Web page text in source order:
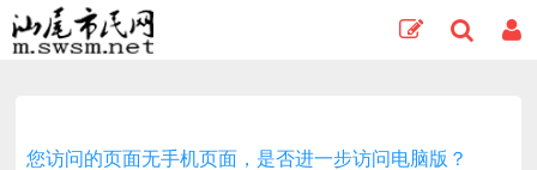
您访问的页面无手机页面，是否进一步访问电脑版？